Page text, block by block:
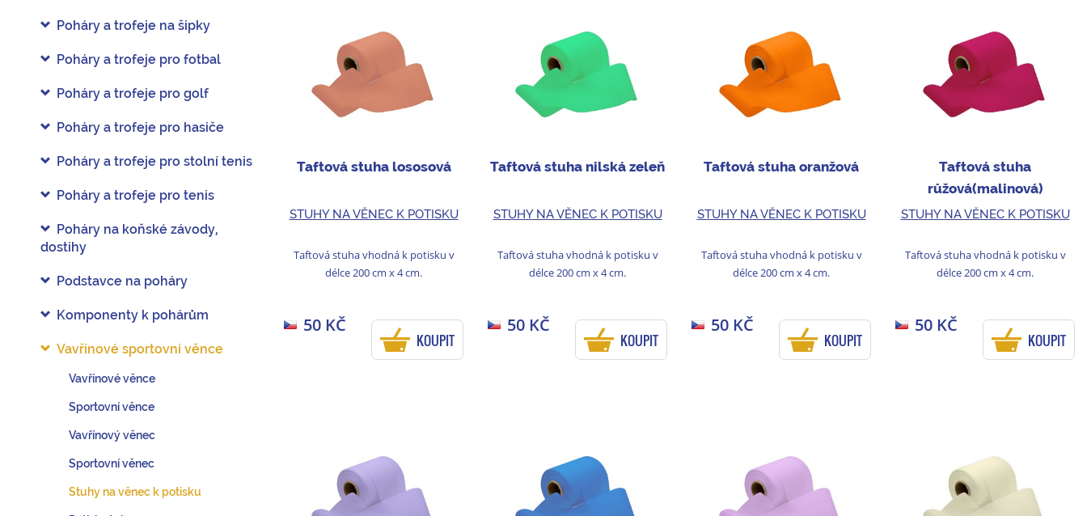
Poháry a trofeje na šipky
Poháry a trofeje pro fotbal
Poháry a trofeje pro golf
Poháry a trofeje pro hasiče
Poháry a trofeje pro stolní tenis
Poháry a trofeje pro tenis
Poháry na koňské závody,
dostihy
Podstavce na poháry
Komponenty k pohárům
Vavřínové sportovní věnce
Vavřínové věnce
Sportovní věnce
Vavřínový věnec
Sportovní věnec
Stuhy na věnec k potisku
Taftová stuha lososová
STUHY NA VĚNEC K POTISKU
Taftová stuha vhodná k potisku v
délce 200 cm x 4 cm.
50 KČ
KOUPIT
Taftová stuha nilská zeleň
STUHY NA VĚNEC K POTISKU
Taftová stuha vhodná k potisku v
délce 200 cm x 4 cm.
50 KČ
KOUPIT
Taftová stuha oranžová
STUHY NA VĚNEC K POTISKU
Taftová stuha vhodná k potisku v
délce 200 cm x 4 cm.
50 KČ
KOUPIT
Taftová stuha
růžová(malinová)
STUHY NA VĚNEC K POTISKU
Taftová stuha vhodná k potisku v
délce 200 cm x 4 cm.
50 KČ
KOUPIT